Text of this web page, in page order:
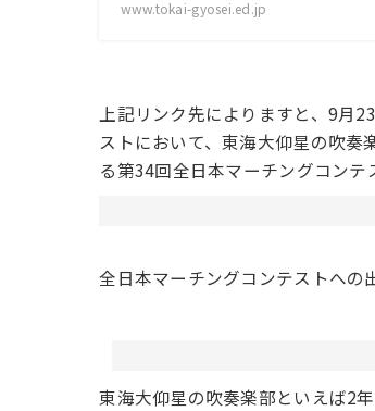
www.tokai-gyosei.ed.jp
上記リンク先によりますと、9月
ストにおいて、東海大仰星の吹
る第34回全日本マーチングコンテ
全日本マーチングコンテストへの
東海大仰星の吹奏楽部といえば2